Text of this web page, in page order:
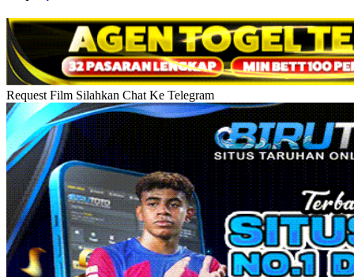
Request Film Silahkan Chat Ke Telegram